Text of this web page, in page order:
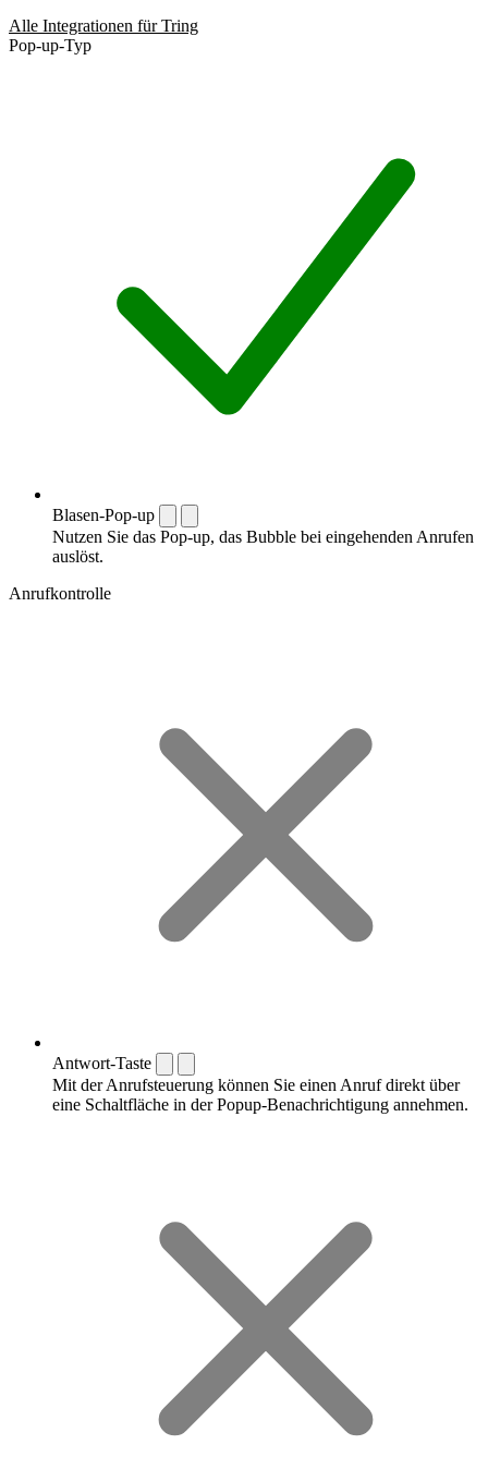
Alle Integrationen für Tring
Pop-up-Typ
Blasen-Pop-up
Nutzen Sie das Pop-up, das Bubble bei eingehenden Anrufen
auslöst.
Anrufkontrolle
Antwort-Taste
Mit der Anrufsteuerung können Sie einen Anruf direkt über
eine Schaltfläche in der Popup-Benachrichtigung annehmen.